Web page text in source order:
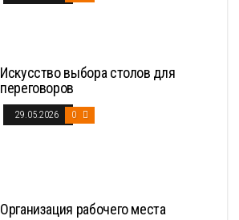
Искусство выбора столов для
переговоров
29.05.2026 0
Организация рабочего места